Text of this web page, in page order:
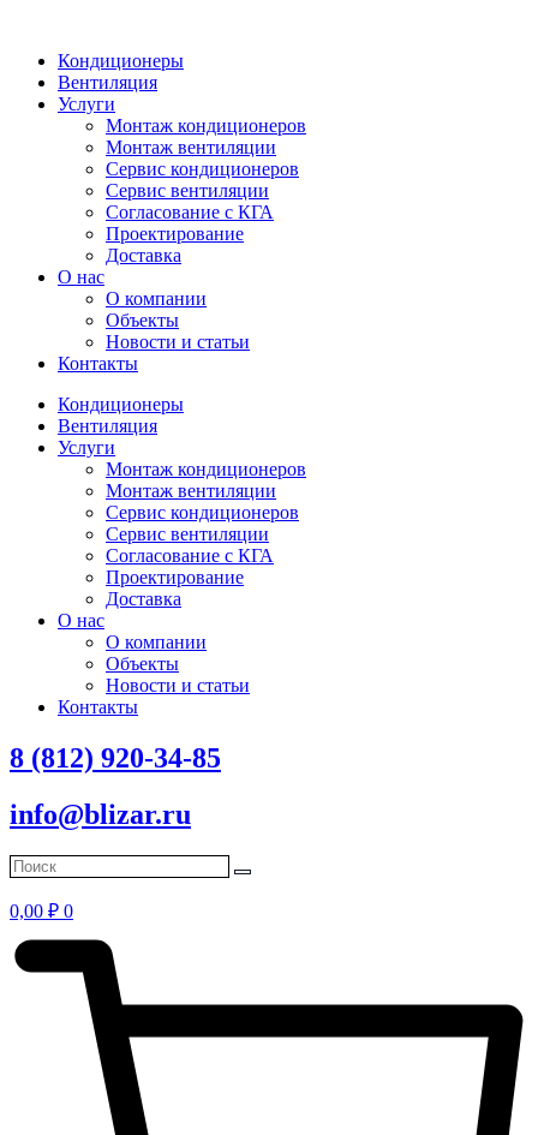
Кондиционеры
Вентиляция
Услуги
Монтаж кондиционеров
Монтаж вентиляции
Сервис кондиционеров
Сервис вентиляции
Согласование с КГА
Проектирование
Доставка
О нас
О компании
Объекты
Новости и статьи
Контакты
Кондиционеры
Вентиляция
Услуги
Монтаж кондиционеров
Монтаж вентиляции
Сервис кондиционеров
Сервис вентиляции
Согласование с КГА
Проектирование
Доставка
О нас
О компании
Объекты
Новости и статьи
Контакты
8 (812) 920-34-85
info@blizar.ru
0,00 ₽ 0